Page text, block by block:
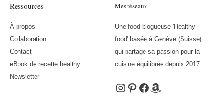
Ressources
À propos
Collaboration
Contact
eBook de recette healthy
Newsletter
Mes réseaux
Une food blogueuse 'Healthy
food' basée à Genève (Suisse)
qui partage sa passion pour la
cuisine équilibrée depuis 2017.
Instagram
Pinterest
Facebook
Amazon